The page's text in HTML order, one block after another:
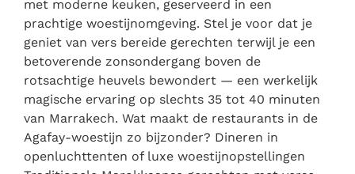
met moderne keuken, geserveerd in een
prachtige woestijnomgeving. Stel je voor dat je
geniet van vers bereide gerechten terwijl je een
betoverende zonsondergang boven de
rotsachtige heuvels bewondert — een werkelijk
magische ervaring op slechts 35 tot 40 minuten
van Marrakech. Wat maakt de restaurants in de
Agafay-woestijn zo bijzonder? Dineren in
openluchttenten of luxe woestijnopstellingen